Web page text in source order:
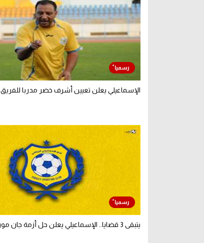
الإسماعيلي يعلن تعيين أشرف خضر مدربا للفريق
يتبقى 3 قضايا.. الإسماعيلي يعلن حل أزمة جان موريل